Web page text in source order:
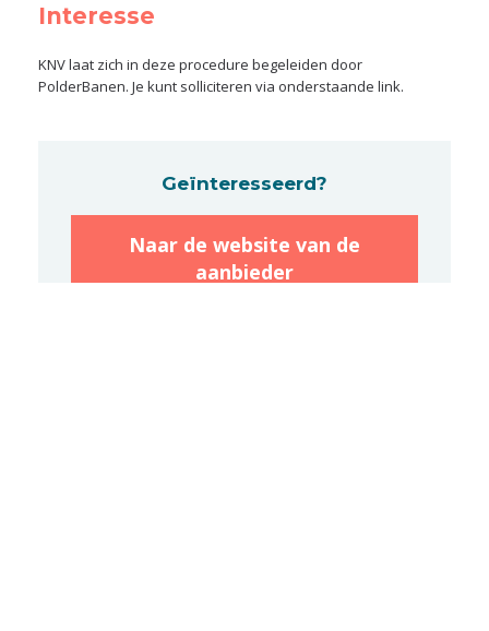
Interesse
KNV laat zich in deze procedure begeleiden door
PolderBanen. Je kunt solliciteren via onderstaande link.
Geïnteresseerd?
Naar de website van de
aanbieder